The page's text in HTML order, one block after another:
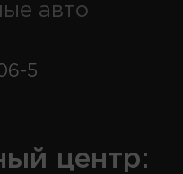
авто
5
центр: